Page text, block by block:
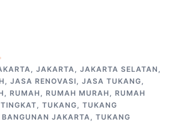
, JAKARTA, JAKARTA SELATAN ,
, JASA RENOVASI, JASA TUKANG,
, RUMAH , RUMAH MURAH , RUMAH
, TUKANG, TUKANG
JAKARTA, TUKANG